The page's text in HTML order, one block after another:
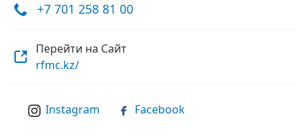
+7 701 258 81 00
Перейти на Сайт
rfmc.kz/
Instagram Facebook